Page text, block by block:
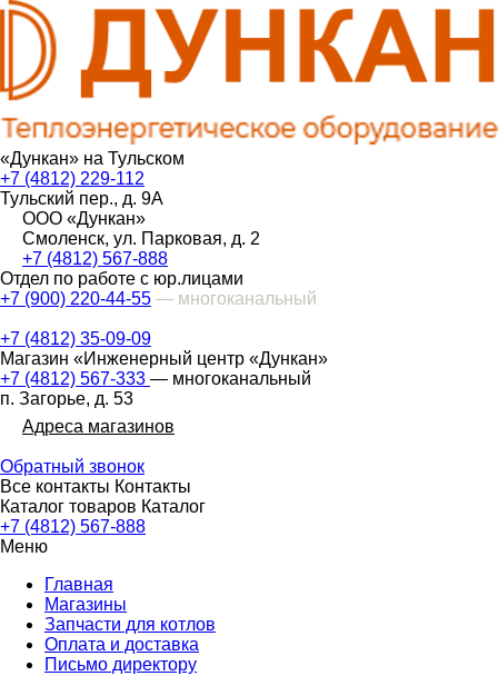
«Дункан» на Тульском
+7 (4812) 229-112
Тульский пер., д. 9А
ООО «Дункан»
Смоленск, ул. Парковая, д. 2
+7 (4812) 567-888
Отдел по работе с юр.лицами
+7 (900) 220-44-55 — многоканальный
+7 (4812) 35-09-09
Магазин «Инженерный центр «Дункан»
+7 (4812) 567-333 — многоканальный
п. Загорье, д. 53
Адреса магазинов
Обратный звонок
Все контакты Контакты
Каталог товаров Каталог
+7 (4812) 567-888
Меню
Главная
Магазины
Запчасти для котлов
Оплата и доставка
Письмо директору